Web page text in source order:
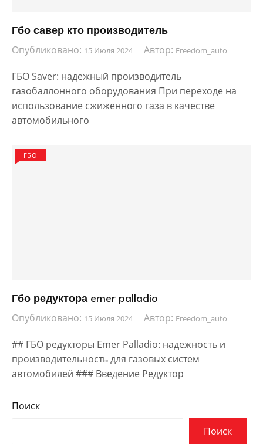
Гбо савер кто производитель
Опубликовано: 15 Июля 2024 Автор: Freedom_auto
ГБО Saver: надежный производитель
газобаллонного оборудования При переходе на
использование сжиженного газа в качестве
автомобильного
ГБО
Гбо редуктора emer palladio
Опубликовано: 15 Июля 2024 Автор: Freedom_auto
## ГБО редукторы Emer Palladio: надежность и
производительность для газовых систем
автомобилей ### Введение Редуктор
Поиск
Поиск